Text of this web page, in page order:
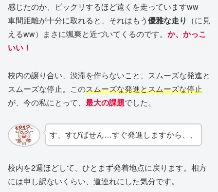
感じたのか、ビックリするほど遠くを走っていますww
車間距離が十分に取れると、それはもう優雅な走り （に見
えるww）まさに颯爽と近づいてくるのです。 か、かっこ
いい！
校内の譲り合い、渋滞を作らないこと、スムーズな発進と
スムーズな停止。このスムーズな発進とスムーズな停止
が、今の私にとって、 最大の課題でした。
す、すびばせん…すぐ発進しますから、、
校内を2週ほどして、ひとまず発着地点に戻ります。相方
には申し訳ないくらい、道連れにした気分です。